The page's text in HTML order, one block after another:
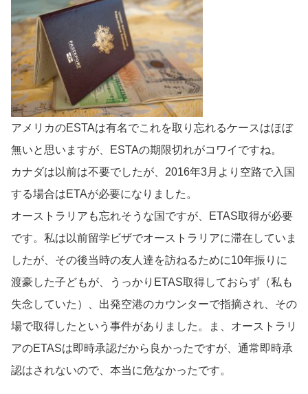
アメリカのESTAは有名でこれを取り忘れるケースはほぼ
無いと思いますが、ESTAの期限切れがコワイですね。
カナダは以前は不要でしたが、2016年3月より空路で入国
する場合はETAが必要になりました。
オーストラリアも忘れそうな国ですが、ETAS取得が必要
です。私は以前留学ビザでオーストラリアに滞在していま
したが、その後当時の友人達を訪ねるために10年振りに
渡豪した子どもが、うっかりETAS取得しておらず（私も
失念していた）、出発空港のカウンターで指摘され、その
場で取得したという事件がありました。ま、オーストラリ
アのETASは即時承認だから良かったですが、通常即時承
認はされないので、本当に危なかったです。